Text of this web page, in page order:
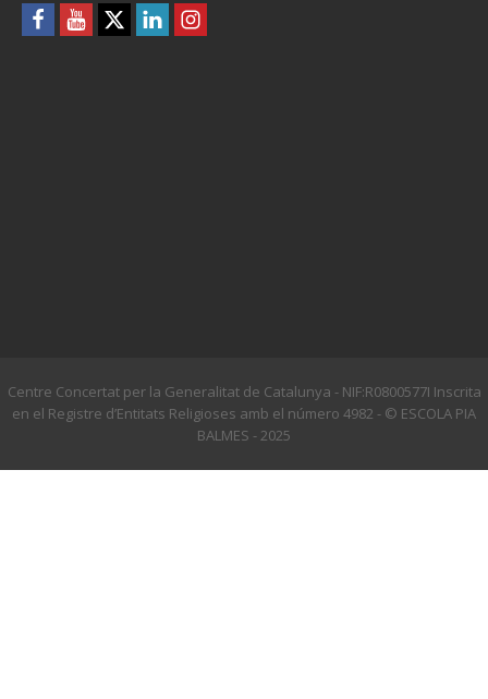
Centre Concertat per la Generalitat de Catalunya - NIF:R0800577I Inscrita
en el Registre d’Entitats Religioses amb el número 4982 - © ESCOLA PIA
BALMES - 2025